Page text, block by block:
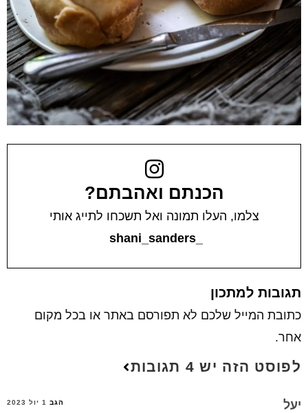
הכנתם ואהבתם?
צלמו, העלו תמונה ואל תשכחו לתייג אותי
_shani_sanders
תגובות למתכון
כתובת המייל שלכם לא תפורסם באתר או בכל מקום
אחר.
לפוסט הזה יש 4 תגובות
יעל הגב 1 יול 2023